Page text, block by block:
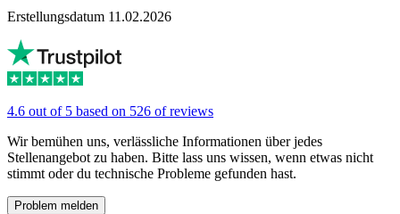
Erstellungsdatum 11.02.2026
4.6 out of 5 based on 526 of reviews
Wir bemühen uns, verlässliche Informationen über jedes
Stellenangebot zu haben. Bitte lass uns wissen, wenn etwas nicht
stimmt oder du technische Probleme gefunden hast.
Problem melden